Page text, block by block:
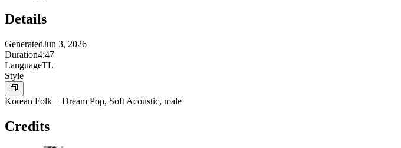
Details
GeneratedJun 3, 2026
Duration4:47
LanguageTL
Style
Korean Folk + Dream Pop, Soft Acoustic, male
Credits